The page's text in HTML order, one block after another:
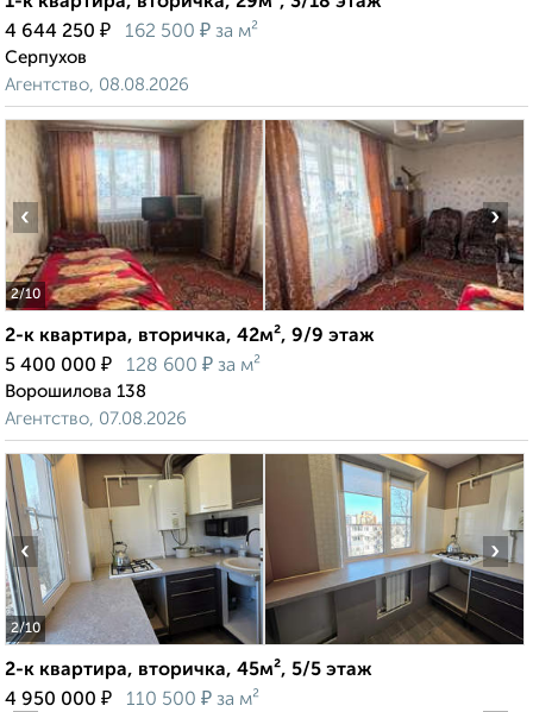
4 644 250 ₽ 162 500 ₽ за м²
Серпухов
Агентство, 08.08.2026
2/10
‹ ›
2-к квартира, вторичка, 42м², 9/9 этаж
5 400 000 ₽ 128 600 ₽ за м²
Ворошилова 138
Агентство, 07.08.2026
2/10
‹ ›
2-к квартира, вторичка, 45м², 5/5 этаж
4 950 000 ₽ 110 500 ₽ за м²